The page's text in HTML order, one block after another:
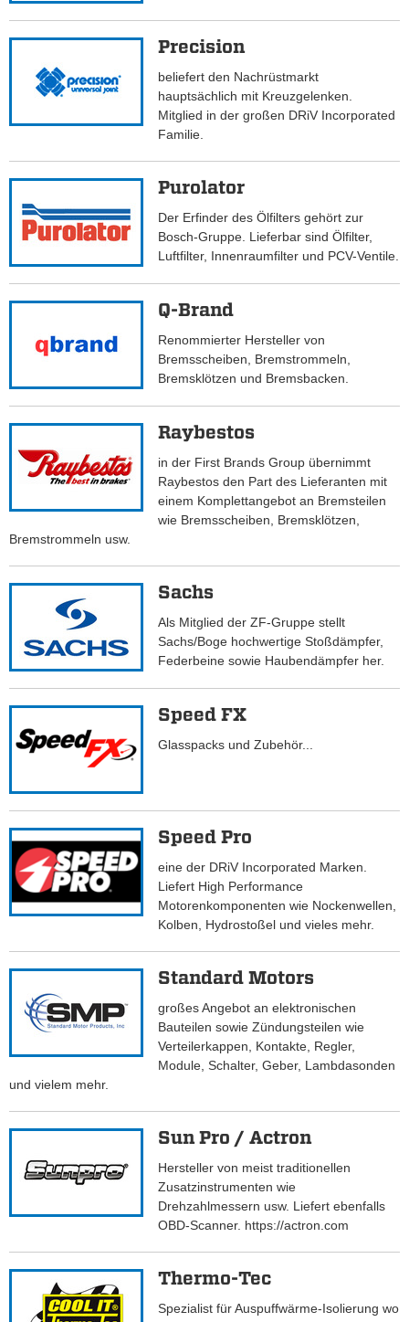
Precision
beliefert den Nachrüstmarkt
hauptsächlich mit Kreuzgelenken.
Mitglied in der großen DRiV Incorporated
Familie.
Purolator
Der Erfinder des Ölfilters gehört zur
Bosch-Gruppe. Lieferbar sind Ölfilter,
Luftfilter, Innenraumfilter und PCV-Ventile.
Q-Brand
Renommierter Hersteller von
Bremsscheiben, Bremstrommeln,
Bremsklötzen und Bremsbacken.
Raybestos
in der First Brands Group übernimmt
Raybestos den Part des Lieferanten mit
einem Komplettangebot an Bremsteilen
wie Bremsscheiben, Bremsklötzen,
Bremstrommeln usw.
Sachs
Als Mitglied der ZF-Gruppe stellt
Sachs/Boge hochwertige Stoßdämpfer,
Federbeine sowie Haubendämpfer her.
Speed FX
Glasspacks und Zubehör...
Speed Pro
eine der DRiV Incorporated Marken.
Liefert High Performance
Motorenkomponenten wie Nockenwellen,
Kolben, Hydrostoßel und vieles mehr.
Standard Motors
großes Angebot an elektronischen
Bauteilen sowie Zündungsteilen wie
Verteilerkappen, Kontakte, Regler,
Module, Schalter, Geber, Lambdasonden
und vielem mehr.
Sun Pro / Actron
Hersteller von meist traditionellen
Zusatzinstrumenten wie
Drehzahlmessern usw. Liefert ebenfalls
OBD-Scanner. https://actron.com
Thermo-Tec
Spezialist für Auspuffwärme-Isolierung wo